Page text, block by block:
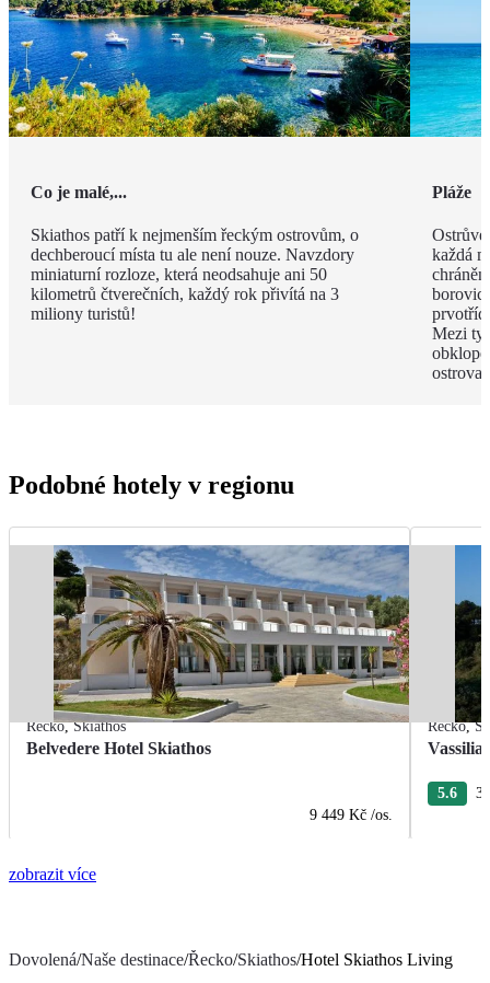
Co je malé,...
Skiathos patří k nejmenším řeckým ostrovům, o
dechberoucí místa tu ale není nouze. Navzdory
miniaturní rozloze, která neodsahuje ani 50
kilometrů čtverečních, každý rok přivítá na 3
miliony turistů!
Pláže
každá
Mezi ty
ostrova.
Podobné hotely v regionu
Řecko,Skiathos
Belvedere Hotel Skiathos
9 449 Kč /os.
Řecko,
5.6 3
zobrazit více
Dovolená/Naše destinace/Řecko/Skiathos/Hotel Skiathos Living